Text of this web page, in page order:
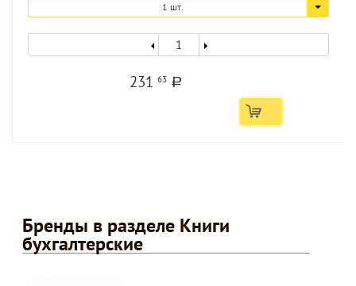
1 шт.
23163 a
Бренды в разделе Книги
бухгалтерские